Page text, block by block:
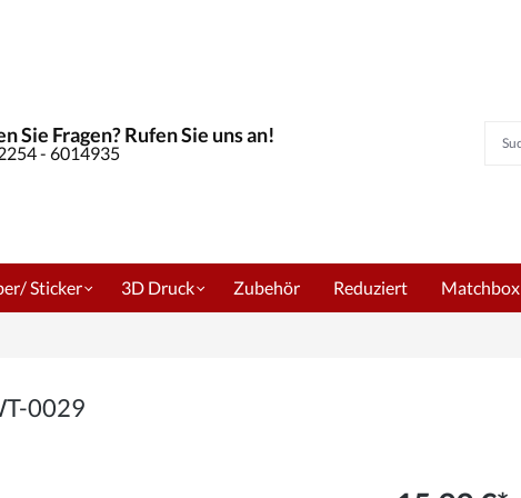
Sie Fragen? Rufen Sie uns an!
- 6014935
Sticker 3D Druck Zubehör Reduziert Matchbox
0029